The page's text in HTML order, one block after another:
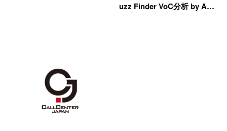
uzz Finder VoC分析 by A…